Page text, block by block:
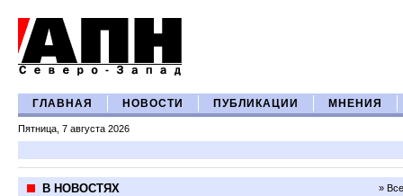
ГЛАВНАЯ НОВОСТИ ПУБЛИКАЦИИ МНЕНИЯ
Пятница, 7 августа 2026
В НОВОСТЯХ »